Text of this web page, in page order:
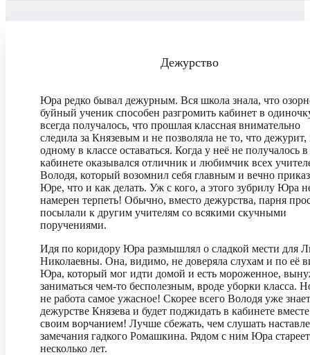
Дежурство
Юра редко бывал дежурным. Вся школа знала, что
буйный ученик способен разгромить кабинет в
всегда получалось, что прошлая классная внимательно
следила за Князевым и не позволяла не то, что
одному в классе оставаться. Когда у неё не получалось в
кабинете оказывался отличник и любимчик всех
Володя, который возомнил себя главным и вечно
Юре, что и как делать. Уж с кого, а этого зубрилу Юра
намерен терпеть! Обычно, вместо дежурства, парня
посылали к другим учителям со всякими скучными
поручениями.
Идя по коридору Юра размышлял о сладкой мести для
Николаевны. Она, видимо, не доверяла слухам и по её
Юра, который мог идти домой и есть мороженное,
заниматься чем-то бесполезным, вроде уборки класса.
не работа самое ужасное! Скорее всего Володя уже
дежурстве Князева и будет поджидать в кабинете
своим ворчанием! Лучше сбежать, чем слушать
замечания гадкого Ромашкина. Рядом с ним Юра
несколько лет.